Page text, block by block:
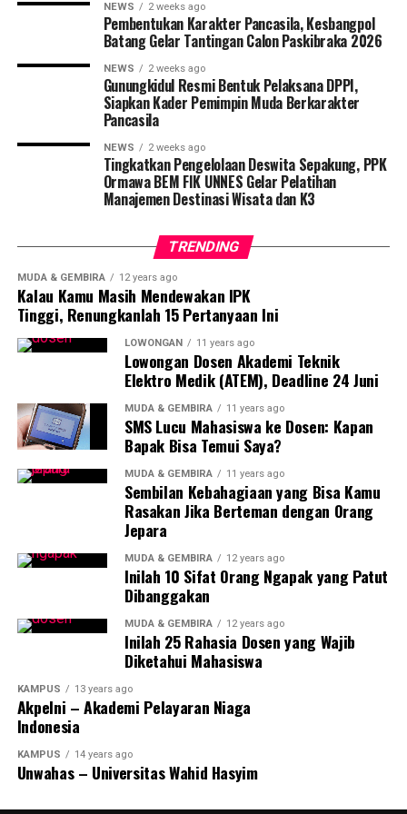
studi dengan kegiatan sosial di luar kampus.
seminar, workshop, dan kompetisi untuk memperluas
pengetahuannya. Keikutsertaannya dalam proyek riset
dan publikasi ilmiah membantu mengasah keterampilan
praktisnya dalam bidang yang diminatinya.
Meski telah diwisuda, saat ini Leo masih tercatat sebagai
mahasiswa Program Studi S2 Pendidikan Bahasa
fast track (akselerasi). Program ini memungkinkannya
untuk menempuh pendidikan S1 dan S2 dalam waktu
lima tahun.
“Alhamdulillah fast track saya bisa difasilitasi oleh
UNNES. Terima kasih UNNES. Perjalanan ini telah
mengajarkan saya banyak hal, tidak hanya dalam hal
akademik tetapi juga dalam pembentukan karakter dan
pengalaman pribadi,” ujar Leo saat mengingat
perjalanan akademiknya.
Leo Fernando adalah contoh nyata bagaimana
kombinasi antara disiplin diri, minat yang mendalam
pada bidang studi, dan dukungan dari lingkungan dapat
menghasilkan prestasi yang membanggakan. Prestasi
Leo tidak hanya menjadi kebanggaan pribadi, tetapi juga
inspirasi bagi generasi mahasiswa masa depan.
Guru se-Kecamatan Tugu Gelar Lokakarya
DON'T MISS
Rektor UNNES Ajak Wisudawan Manfaatkan AI Secara
Proporsional
NEWS 2 weeks ago
Pembentukan Karakter Pancasila, Kesbangpol
Batang Gelar Tantingan Calon Paskibraka 2026
NEWS 2 weeks ago
Gunungkidul Resmi Bentuk Pelaksana DPPI,
Siapkan Kader Pemimpin Muda Berkarakter
Pancasila
NEWS 2 weeks ago
Tingkatkan Pengelolaan Deswita Sepakung, PPK
Ormawa BEM FIK UNNES Gelar Pelatihan
Manajemen Destinasi Wisata dan K3
TRENDING
MUDA & GEMBIRA 12 years ago
Kalau Kamu Masih Mendewakan IPK
Tinggi, Renungkanlah 15 Pertanyaan Ini
LOWONGAN 11 years ago
Lowongan Dosen Akademi Teknik
Elektro Medik (ATEM), Deadline 24 Juni
MUDA & GEMBIRA 11 years ago
SMS Lucu Mahasiswa ke Dosen: Kapan
Bapak Bisa Temui Saya?
MUDA & GEMBIRA 11 years ago
Sembilan Kebahagiaan yang Bisa Kamu
Rasakan Jika Berteman dengan Orang
Jepara
MUDA & GEMBIRA 12 years ago
Inilah 10 Sifat Orang Ngapak yang Patut
Dibanggakan
MUDA & GEMBIRA 12 years ago
Inilah 25 Rahasia Dosen yang Wajib
Diketahui Mahasiswa
KAMPUS 13 years ago
Akpelni – Akademi Pelayaran Niaga
Indonesia
KAMPUS 14 years ago
Unwahas – Universitas Wahid Hasyim